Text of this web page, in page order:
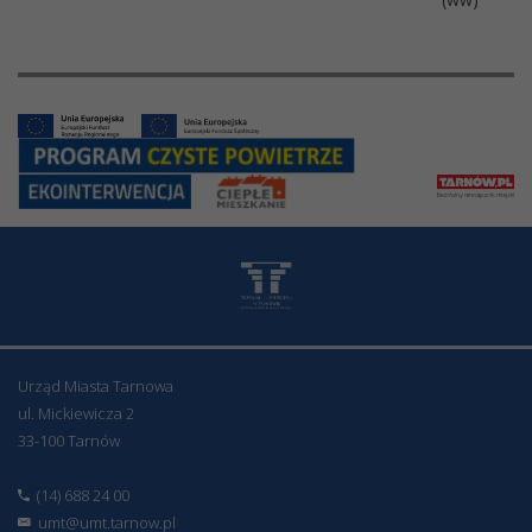
Urząd Miasta Tarnowa
ul. Mickiewicza 2
33-100 Tarnów
(14) 688 24 00
umt@umt.tarnow.pl